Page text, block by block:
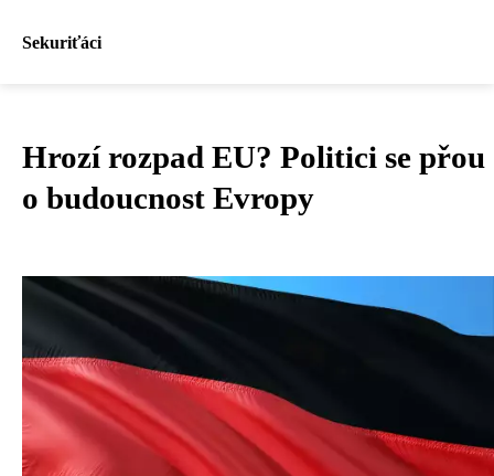
Sekuriťáci
Hrozí rozpad EU? Politici se přou
o budoucnost Evropy